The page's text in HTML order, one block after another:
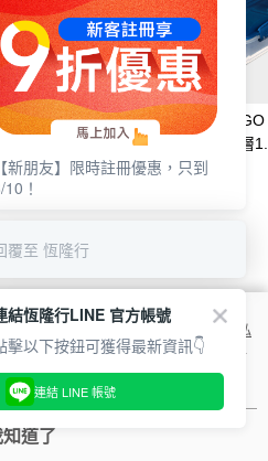
TOGO 隨行
盒方形分層1.63L
SISTEMA TOGO
保鮮盒方形分層
NT$379
排行
站使用 cookie 方式之詳情，及若您不希
腦的 cookie 設定，請參閱本網站「
隱私
本網站即表示您同意本公司得按本網站使
道了
【新朋友】限時註冊優惠，只到
！
覆至 恆隆行
結恆隆行LINE 官方帳號
擊以下按鈕可獲得最新資訊👇
連結 LINE 帳號